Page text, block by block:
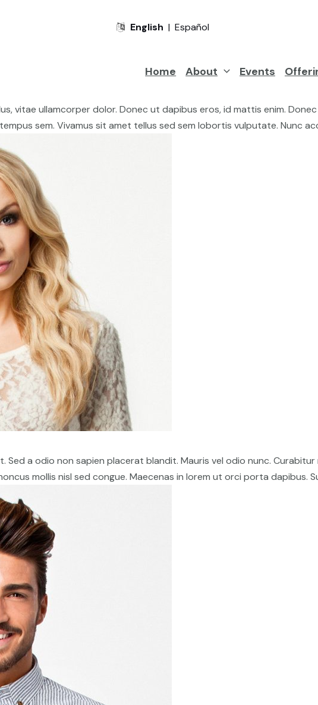
English | Español
Home About Events
vitae ullamcorper dolor. Donec ut dapibus eros, id mattis enim.
sem. Vivamus sit amet tellus sed sem lobortis vulputate. Nunc
a odio non sapien placerat blandit. Mauris vel odio nunc.
mollis nisl sed congue. Maecenas in lorem ut orci porta dapibus.